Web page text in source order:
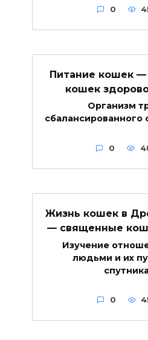
0
Питание кошек —
кошек
Организм
сбалансированного
0
Жизнь кошек в
— священные
Изучение
людьми и их
0